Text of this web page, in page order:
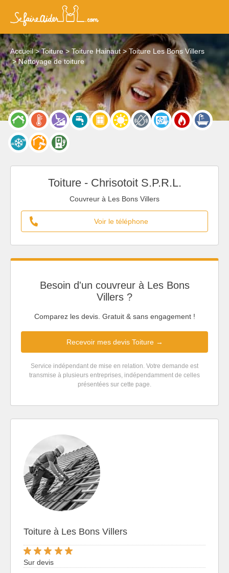
Accueil Toiture Toiture Hainaut
Toiture Les Bons Villers
Nettoyage de toiture
Toiture - Chrisotoit S.P.R.L.
Couvreur à Les Bons Villers
Voir le téléphone
Besoin d'un couvreur à Les Bons
Villers ?
Comparez les devis. Gratuit & sans engagement !
Recevoir mes devis Toiture →
Service indépendant de mise en relation. Votre demande est
transmise à plusieurs entreprises, indépendamment de celles
présentées sur cette page.
Toiture à Les Bons Villers
Sur devis